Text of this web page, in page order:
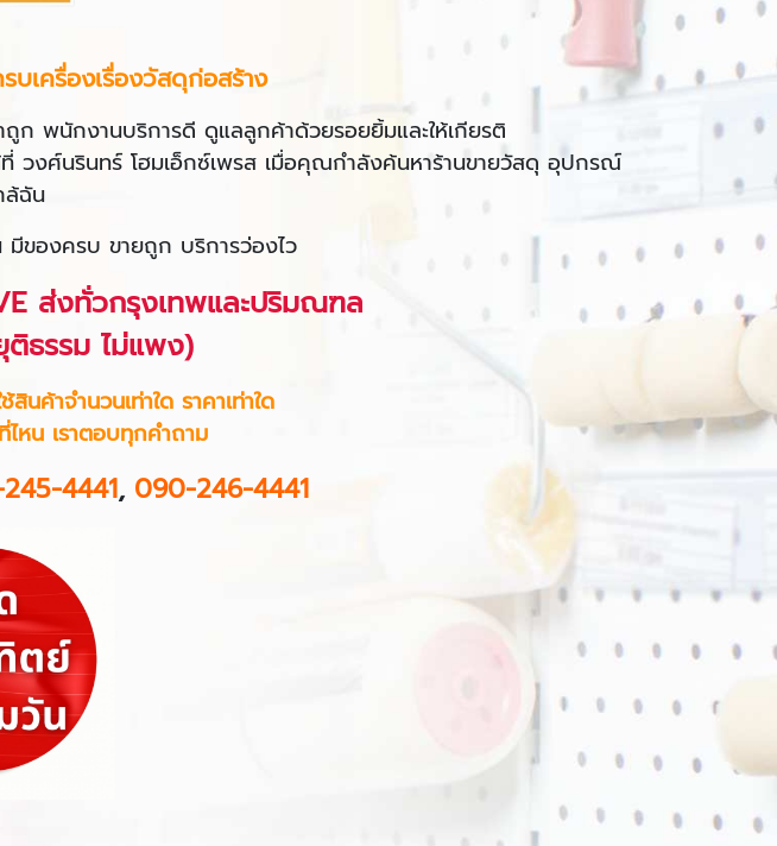
เครื่องเรื่องวัสดุก่อสร้าง
ก พนักงานบริการดี ดูแลลูกค้าด้วยรอยยิ้มและให้เกียรติ
วงศ์นรินทร์ โฮมเอ็กซ์เพรส เมื่อคุณกำลังค้นหาร้านขายวัสดุ อุปกรณ์
ล้ฉัน
ของครบ ขายถูก บริการว่องไว
ส่งทั่วกรุงเทพและปริมณฑล
ธรรม ไม่แพง)
นค้าจำนวนเท่าใด ราคาเท่าใด
ไหน เราตอบทุกคำถาม
4441, 090-246-4441